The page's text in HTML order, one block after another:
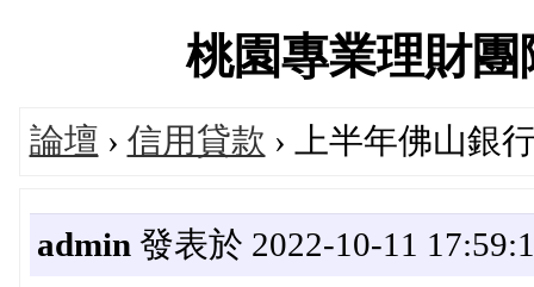
桃園專業理財
論壇 › 信用貸款 › 上半年佛山銀
admin 發表於 2022-10-11